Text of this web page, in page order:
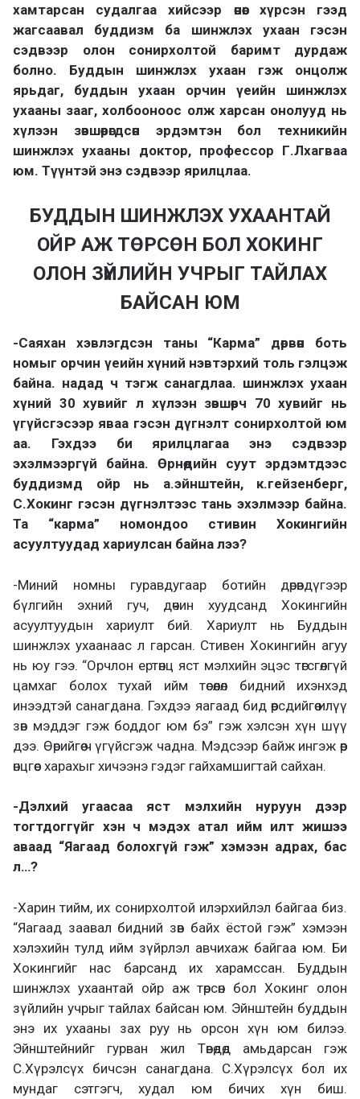
хамтарсан судалгаа хийсээр өнөөг хүрсэн гээд
жагсаавал буддизм ба шинжлэх ухаан гэсэн
сэдвээр олон сонирхолтой баримт дурдаж
болно. Буддын шинжлэх ухаан гэж онцолж
ярьдаг, буддын ухаан орчин үеийн шинжлэх
ухааны зааг, холбооноос олж харсан онолууд нь
хүлээн зөвшөөрөгдсөн эрдэмтэн бол техникийн
шинжлэх ухааны доктор, профессор Г.Лхагваа
юм. Түүнтэй энэ сэдвээр ярилцлаа.
БУДДЫН ШИНЖЛЭХ УХААНТАЙ
ОЙР АЖ ТӨРСӨН БОЛ ХОКИНГ
ОЛОН ЗҮЙЛИЙН УЧРЫГ ТАЙЛАХ
БАЙСАН ЮМ
-Саяхан хэвлэгдсэн таны “Карма” дөрвөн боть
номыг орчин үеийн хүний нэвтэрхий толь гэлцэж
байна. надад ч тэгж санагдлаа. шинжлэх ухаан
хүний 30 хувийг л хүлээн зөвшөөрч 70 хувийг нь
үгүйсгэсээр яваа гэсэн дүгнэлт сонирхолтой юм
аа. Гэхдээ би ярилцлагаа энэ сэдвээр
эхэлмээргүй байна. Өрнөдийн суут эрдэмтдээс
буддизмд ойр нь а.эйнштейн, к.гейзенберг,
С.Хокинг гэсэн дүгнэлтээс тань эхэлмээр байна.
Та “карма” номондоо стивин Хокингийн
асуултуудад хариулсан байна лээ?
-Миний номны гуравдугаар ботийн дөрөвдүгээр
бүлгийн эхний гуч, дөчин хуудсанд Хокингийн
асуултуудын хариулт бий. Хариулт нь Буддын
шинжлэх ухаанаас л гарсан. Стивен Хокингийн агуу
нь юу гээ. “Орчлон ертөнц яст мэлхийн эцэс төгсгөлгүй
цамхаг болох тухай ийм төсөөлөл бидний ихэнхэд
инээдтэй санагдана. Гэхдээ яагаад бид өөрсдийгөө илүү
зөв мэддэг гэж боддог юм бэ” гэж хэлсэн хүн шүү
дээ. Өөрийгөө ч үгүйсгэж чадна. Мэдсээр байж ингэж өөр
өнцгөөс харахыг хичээнэ гэдэг гайхамшигтай сайхан.
-Дэлхий угаасаа яст мэлхийн нуруун дээр
тогтдоггүйг хэн ч мэдэх атал ийм илт жишээ
аваад “Яагаад болохгүй гэж” хэмээн адрах, бас
л…?
-Харин тийм, их сонирхолтой илэрхийлэл байгаа биз.
“Яагаад заавал бидний зөв байх ёстой гэж” хэмээн
хэлэхийн тулд ийм зүйрлэл авчихаж байгаа юм. Би
Хокингийг нас барсанд их харамссан. Буддын
шинжлэх ухаантай ойр аж төрсөн бол Хокинг олон
зүйлийн учрыг тайлах байсан юм. Эйнштейн буддын
энэ их ухааны зах руу нь орсон хүн юм билээ.
Эйнштейнийг гурван жил Төвөдөд амьдарсан гэж
С.Хүрэлсүх бичсэн санагдана. С.Хүрэлсүх бол их
мундаг сэтгэгч, худал юм бичих хүн биш.